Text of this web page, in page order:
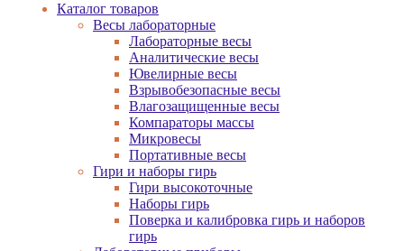
Каталог товаров
Весы лабораторные
Лабораторные весы
Аналитические весы
Ювелирные весы
Взрывобезопасные весы
Влагозащищенные весы
Компараторы массы
Микровесы
Портативные весы
Гири и наборы гирь
Гири высокоточные
Наборы гирь
Поверка и калибровка гирь и наборов
гирь